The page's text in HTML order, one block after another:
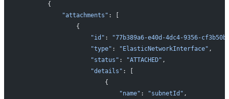
       {
           "attachments"
: [
               {
                   "id"
:
"77b389a6-e40d-4dc4-9356-
                   "type"
: "ElasticNetworkInterface" ,
                   "status"
: "ATTACHED" ,
                   "details"
: [
                       {
                           "name"
: "subnetId" ,